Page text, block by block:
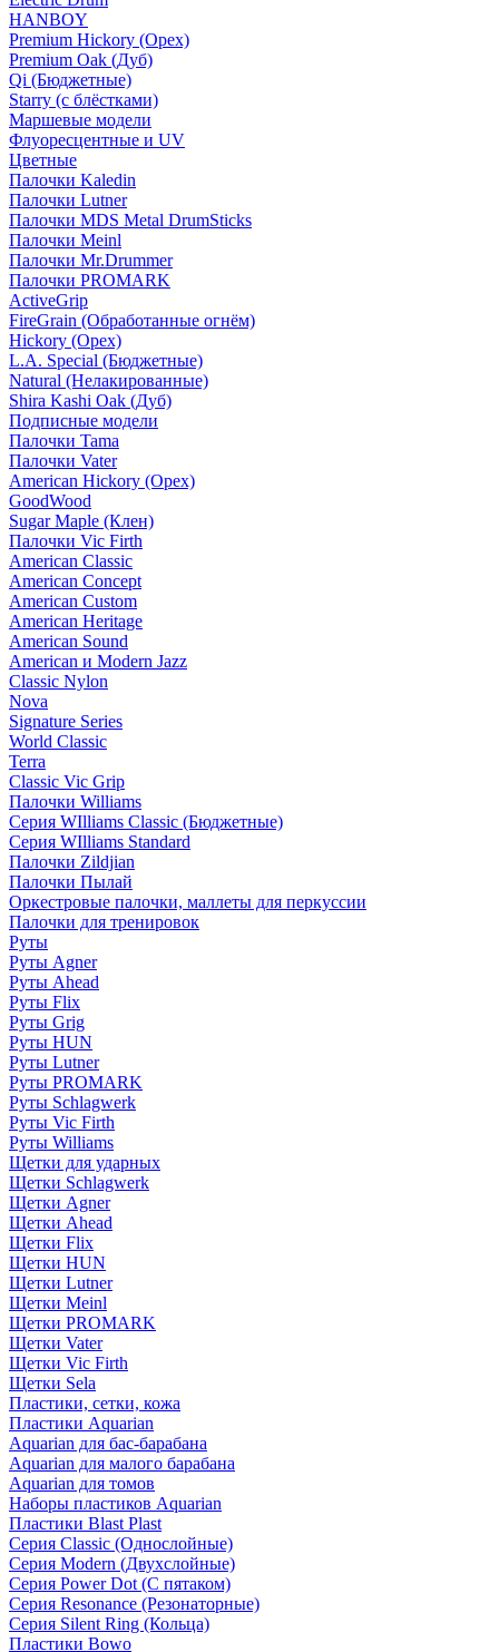
HANBOY
Premium Hickory (Орех)
Premium Oak (Дуб)
Qi (Бюджетные)
Starry (с блёстками)
Маршевые модели
Флуоресцентные и UV
Цветные
Палочки Kaledin
Палочки Lutner
Палочки MDS Metal DrumSticks
Палочки Meinl
Палочки Mr.Drummer
Палочки PROMARK
ActiveGrip
FireGrain (Обработанные огнём)
Hickory (Орех)
L.A. Special (Бюджетные)
Natural (Нелакированные)
Shira Kashi Oak (Дуб)
Подписные модели
Палочки Tama
Палочки Vater
American Hickory (Орех)
GoodWood
Sugar Maple (Клен)
Палочки Vic Firth
American Classic
American Concept
American Custom
American Heritage
American Sound
American и Modern Jazz
Classic Nylon
Nova
Signature Series
World Classic
Terra
Classic Vic Grip
Палочки Williams
Серия WIlliams Classic (Бюджетные)
Серия WIlliams Standard
Палочки Zildjian
Палочки Пылай
Оркестровые палочки, маллеты для перкуссии
Палочки для тренировок
Руты
Руты Agner
Руты Ahead
Руты Flix
Руты Grig
Руты HUN
Руты Lutner
Руты PROMARK
Руты Schlagwerk
Руты Vic Firth
Руты Williams
Щетки для ударных
Щетки Schlagwerk
Щетки Agner
Щетки Ahead
Щетки Flix
Щетки HUN
Щетки Lutner
Щетки Meinl
Щетки PROMARK
Щетки Vater
Щетки Vic Firth
Щетки Sela
Пластики, сетки, кожа
Пластики Aquarian
Aquarian для бас-барабана
Aquarian для малого барабана
Aquarian для томов
Наборы пластиков Aquarian
Пластики Blast Plast
Серия Classic (Однослойные)
Серия Modern (Двухслойные)
Серия Power Dot (С пятаком)
Серия Resonance (Резонаторные)
Серия Silent Ring (Кольца)
Пластики Bowo